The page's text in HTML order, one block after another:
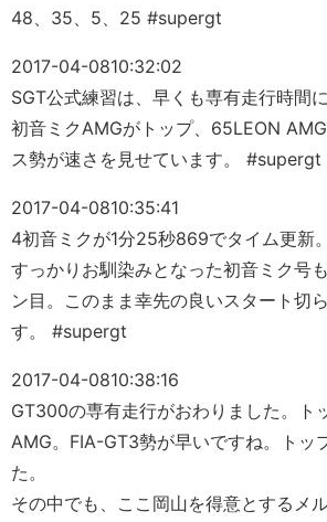
48、35、5、25 #supergt
2017-04-0810:32:02
SGT公式練習は、早くも専有走行時間
初音ミクAMGがトップ、65LEON
ス勢が速さを見せています。 #supergt
2017-04-0810:35:41
4初音ミクが1分25秒869でタイム更新
すっかりお馴染みとなった初音ミク号
ン目。このまま幸先の良いスタート切
す。 #supergt
2017-04-0810:38:16
GT300の専有走行がおわりました。ト
AMG。FIA-GT3勢が早いですね。トッ
た。
その中でも、ここ岡山を得意とするメ